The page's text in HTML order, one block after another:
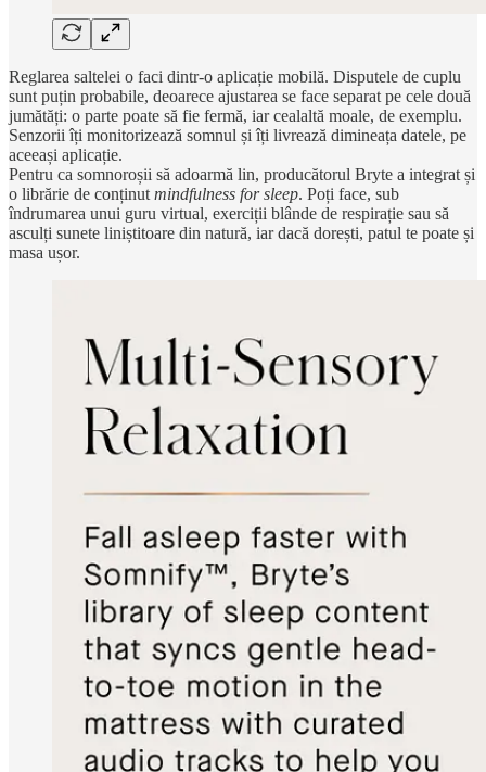
Reglarea saltelei o faci dintr-o aplicație mobilă. Disputele de cuplu
sunt puțin probabile, deoarece ajustarea se face separat pe cele două
jumătăți: o parte poate să fie fermă, iar cealaltă moale, de exemplu.
Senzorii îți monitorizează somnul și îți livrează dimineața datele, pe
aceeași aplicație.
Pentru ca somnoroșii să adoarmă lin, producătorul Bryte a integrat și
o librărie de conținutmindfulness for sleep. Poți face, sub
îndrumarea unui guru virtual, exerciții blânde de respirație sau să
asculți sunete liniștitoare din natură, iar dacă dorești, patul te poate și
masa ușor.